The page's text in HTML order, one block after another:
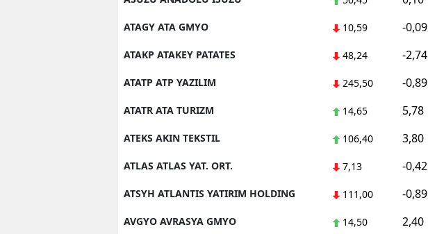
ATAGY ATA GMYO 10,59 -0,09
ATAKP ATAKEY PATATES 48,24 -2,74
ATATP ATP YAZILIM 245,50 -0,89
ATATR ATA TURIZM 14,65 5,78
ATEKS AKIN TEKSTIL 106,40 3,80
ATLAS ATLAS YAT. ORT. 7,13 -0,42
ATSYH ATLANTIS YATIRIM HOLDING 111,00 -0,89
AVGYO AVRASYA GMYO 14,50 2,40